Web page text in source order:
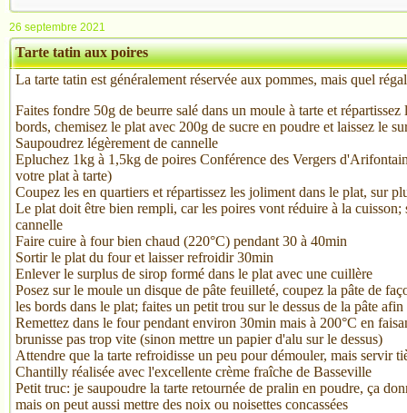
26 septembre 2021
Tarte tatin aux poires
La tarte tatin est généralement réservée aux pommes, mais quel
Faites fondre 50g de beurre salé dans un moule à tarte et
bords, chemisez le plat avec 200g de sucre en poudre et laissez le
Saupoudrez légèrement de cannelle
Epluchez 1kg à 1,5kg de poires Conférence des Vergers
votre plat à tarte)
Coupez les en quartiers et répartissez les joliment dans le plat, sur
Le plat doit être bien rempli, car les poires vont réduire à la cuisson;
cannelle
Faire cuire à four bien chaud (220°C) pendant 30 à 40min
Sortir le plat du four et laisser refroidir 30min
Enlever le surplus de sirop formé dans le plat avec une cuillère
Posez sur le moule un disque de pâte feuilleté, coupez la pâte de
les bords dans le plat; faites un petit trou sur le dessus de la pâte
Remettez dans le four pendant environ 30min mais à 200°C en
brunisse pas trop vite (sinon mettre un papier d'alu sur le dessus)
Attendre que la tarte refroidisse un peu pour démouler, mais servir
Chantilly réalisée avec l'excellente crème fraîche de Basseville
Petit truc: je saupoudre la tarte retournée de pralin en poudre, ça
mais on peut aussi mettre des noix ou noisettes concassées